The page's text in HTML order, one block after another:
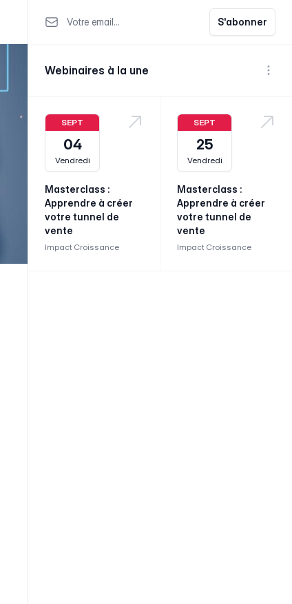
Votre email S'abonner
Webinaires à la une
Voir
SEPT
04
Vendredi
Masterclass :
Apprendre à créer
votre tunnel de
vente
Impact Croissance
SEPT
25
Vendredi
Masterclass :
Apprendre à créer
votre tunnel de
vente
Impact Croissance